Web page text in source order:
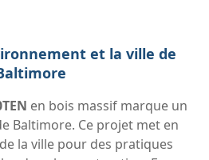
et la ville de
en bois massif marque un
Baltimore. Ce projet met en
la ville pour des pratiques